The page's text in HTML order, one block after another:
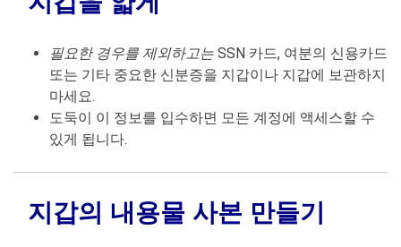
필요한 경우를 제외하고는 SSN 카드, 여분의 신용카드
또는 기타 중요한 신분증을 지갑이나 지갑에 보관하지
마세요.
도둑이 이 정보를 입수하면 모든 계정에 액세스할 수
있게 됩니다.
지갑의 내용물 사본 만들기